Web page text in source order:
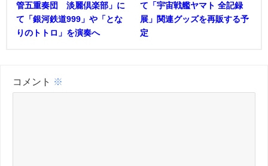
管五重奏団 淡麗倶楽部」に
て「銀河鉄道999」や「とな
りのトトロ」を演奏へ
て「宇宙戦艦ヤマト 全記録
展」関連グッズを再販する予
定
コメント ※